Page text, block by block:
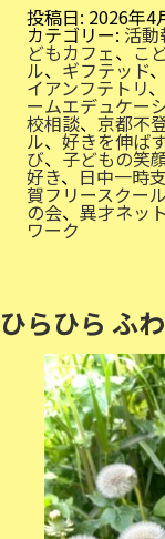
が
外
に
飛
び
出
し
た
投稿日: 2026年4
カテゴリー: 活動
どもカフェ、こ
ル、 ギフテッド、
イアンフテトリ、
ームエデュケー
校相談、 京都不
ル、好きを伸ば
び、 子どもの笑
好き、 日中一時
賀フリースクール
の会、 異才ネッ
ワーク
ひらひら ふ